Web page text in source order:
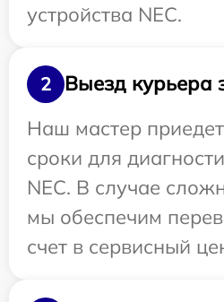
устройства NEC.
2
Выезд курьера
Наш мастер
сроки для
NEC. В случае
мы обеспечим
счет в сервисный